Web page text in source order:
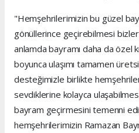
"Hemşehrilerimizin bu güzel
gönüllerince geçirebilmesi bizler
anlamda bayramı daha da özel
boyunca ulaşımı tamamen
desteğimizle birlikte
sevdiklerine kolayca
bayram geçirmesini temenni
hemşehrilerimizin Ramazan